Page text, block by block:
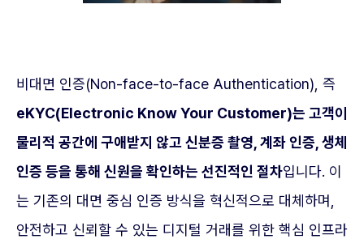
비대면 인증(Non-face-to-face Authentication), 즉
eKYC(Electronic Know Your Customer)는 고객이
물리적 공간에 구애받지 않고 신분증 촬영, 계좌 인증, 생체
인증 등을 통해 신원을 확인하는 선진적인 절차입니다. 이
는 기존의 대면 중심 인증 방식을 혁신적으로 대체하며,
안전하고 신뢰할 수 있는 디지털 거래를 위한 핵심 인프라